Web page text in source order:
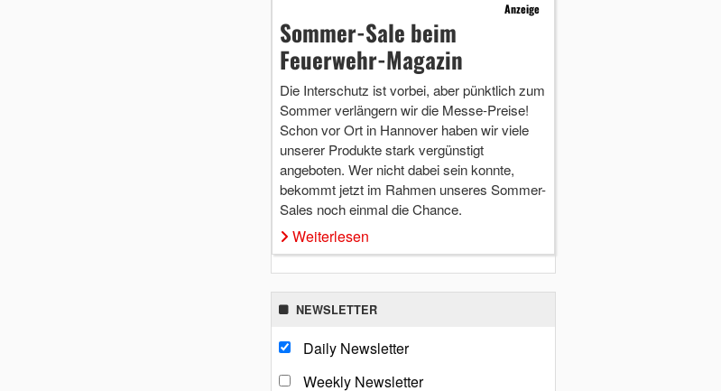
Anzeige
Sommer-Sale beim
Feuerwehr-Magazin
Die Interschutz ist vorbei, aber pünktlich zum
Sommer verlängern wir die Messe-Preise!
Schon vor Ort in Hannover haben wir viele
unserer Produkte stark vergünstigt
angeboten. Wer nicht dabei sein konnte,
bekommt jetzt im Rahmen unseres Sommer-
Sales noch einmal die Chance.
Weiterlesen
NEWSLETTER
Daily Newsletter
Weekly Newsletter